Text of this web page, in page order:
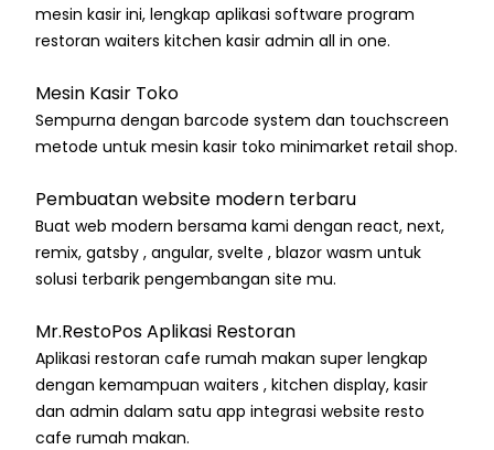
mesin kasir ini, lengkap aplikasi software program
restoran waiters kitchen kasir admin all in one.
Mesin Kasir Toko
Sempurna dengan barcode system dan touchscreen
metode untuk mesin kasir toko minimarket retail shop.
Pembuatan website modern terbaru
Buat web modern bersama kami dengan react, next,
remix, gatsby , angular, svelte , blazor wasm untuk
solusi terbarik pengembangan site mu.
Mr.RestoPos Aplikasi Restoran
Aplikasi restoran cafe rumah makan super lengkap
dengan kemampuan waiters , kitchen display, kasir
dan admin dalam satu app integrasi website resto
cafe rumah makan.